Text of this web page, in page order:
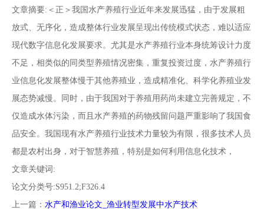
稿
我
们
文章摘要:＜正＞我国水产养殖行业近年来发展迅猛，由于发展粗
放式、无序化，造成整体行业发展呈现出传统模式状态，难以适应
现代数字信息化发展要求。尤其是水产养殖行业本身统筹设计力度
不足，相类似的同类型养殖情况密集，重复投资过度，水产养殖行
业信息化发展整体慢于其他养殖业，造成精准化、科学化养殖业发
展态势减慢。同时，由于我国对于养殖用药尚未建立完善规定，不
仅造成水体污染，而且水产养殖的药物残留问题严重影响了我国食
品安全。我国现有水产养殖行业技术力量较为有限，很多技术人员
都是农村出身，对于智慧养殖，特别是如何利用信息化技术，
文章关键词:
论文分类号:S951.2;F326.4
上一篇： 水产和渔业论文_渔业转型发展中水产技术